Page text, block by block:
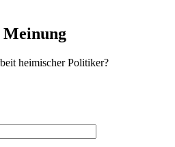
heimischer Politiker?